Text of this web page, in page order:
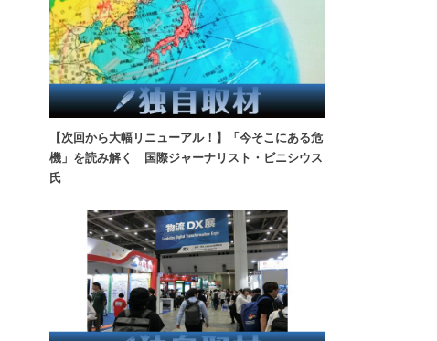
【次回から大幅リニューアル！】「今そこにある危
機」を読み解く 国際ジャーナリスト・ビニシウス
氏